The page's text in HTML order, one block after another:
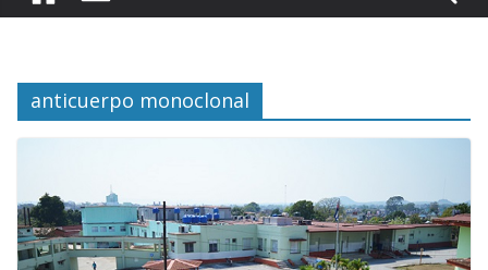
anticuerpo monoclonal